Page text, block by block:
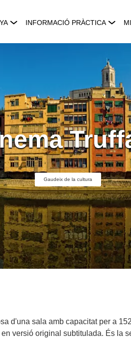
INFORMACIÓ PRÀCTICA
Gaudeix de la cultura
d'una sala amb capacitat per a
versió original subtitulada. És la